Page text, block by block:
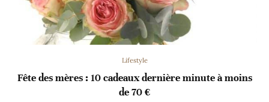
Lifestyle
Fête des mères : 10 cadeaux dernière minute à moins
de 70 €